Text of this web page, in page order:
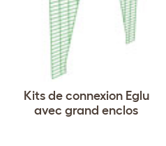
Kits de connexion Eglu
avec grand enclos